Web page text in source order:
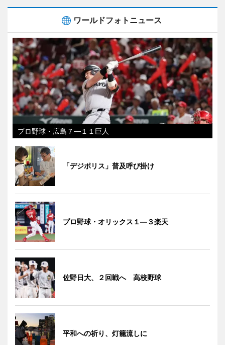
ワールドフォトニュース
プロ野球・広島７―１１巨人
「デジポリス」普及呼び掛け
プロ野球・オリックス１―３楽天
佐野日大、２回戦へ 高校野球
平和への祈り、灯籠流しに